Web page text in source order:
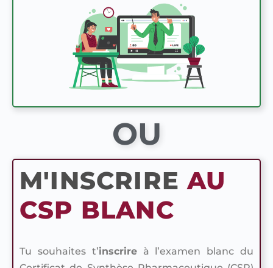
OU
M'INSCRIRE AU
CSP BLANC
Tu souhaites t’inscrireà l’examen blanc du